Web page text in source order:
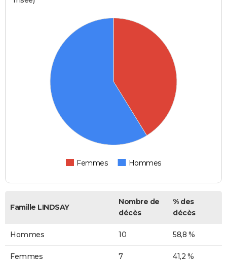
Femmes Hommes
Famille LINDSAY
Nombre de
décès
% des
décès
Hommes 10 58,8 %
Femmes 7 41,2 %